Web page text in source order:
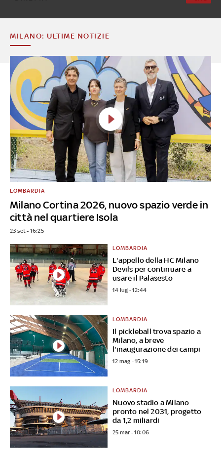
MILANO: ULTIME NOTIZIE
Milano Cortina 2026, nuovo spazio verde in
città nel quartiere Isola
LOMBARDIA
23 set - 16:25
L'appello della HC Milano
Devils per continuare a
usare il Palasesto
LOMBARDIA
14 lug - 12:44
Il pickleball trova spazio a
Milano, a breve
l'inaugurazione dei campi
LOMBARDIA
12 mag - 15:19
Nuovo stadio a Milano
pronto nel 2031, progetto
da 1,2 miliardi
LOMBARDIA
25 mar - 10:06